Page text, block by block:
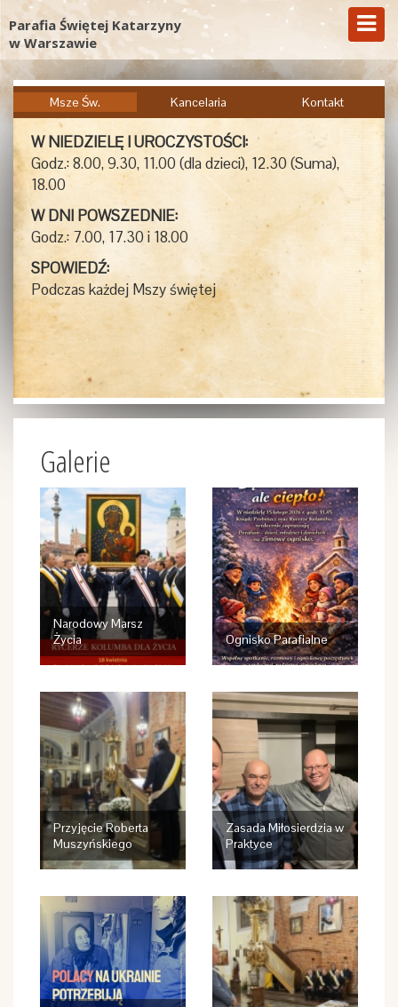
Parafia Świętej Katarzyny
w Warszawie
Msze Św. Kancelaria Kontakt
W NIEDZIELĘ I UROCZYSTOŚCI:
Godz.: 8.00, 9.30, 11.00 (dla dzieci), 12.30 (Suma),
18.00
W DNI POWSZEDNIE:
Godz.: 7.00, 17.30 i 18.00
SPOWIEDŹ:
Podczas każdej Mszy świętej
Galerie
Narodowy Marsz
Życia
Ognisko Parafialne
Przyjęcie Roberta
Muszyńskiego
Zasada Miłosierdzia w
Praktyce